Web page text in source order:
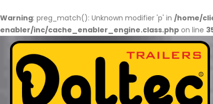
Warning: preg_match(): Unknown modifier 'p' in /home/
enabler/inc/cache_enabler_engine.class.php on line